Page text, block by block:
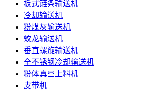
板式链条输送机
冷却输送机
粉煤灰输送机
蛟龙输送机
垂直螺旋输送机
全不锈钢冷却输送机
粉体真空上料机
皮带机